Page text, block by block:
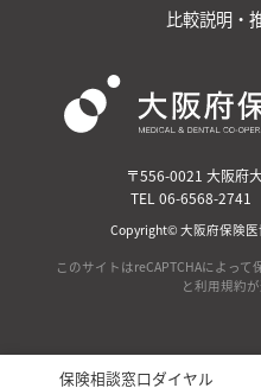
保険相談窓口ダイヤル
比較説明・
〒556-0021 大阪府
TEL 06-6568-
Copyright©大阪府保険
このサイトはreCAPTCHAによって
と利用規約